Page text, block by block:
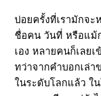
บ่อยครั้งที่เรามักจะ
ชื่อคน วันที่ หรือแม้
เอง หลายคนก็เลย
ทว่าจากคำบอกเล่
ในระดับโลกแล้ว ใ